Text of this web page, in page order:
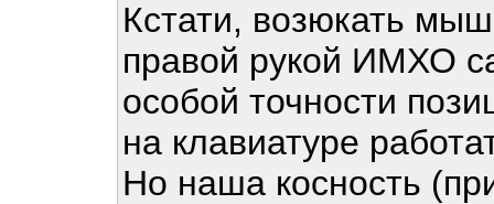
Кстати, возюкать
правой рукой ИМХО
особой точности
на клавиатуре
Но наша косность